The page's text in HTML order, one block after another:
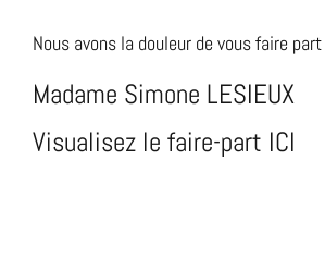
Nous avons la douleur de vous faire
Madame Simone LESIEUX
Visualisez le faire-part ICI